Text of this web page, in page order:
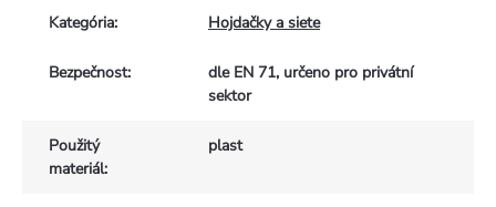
Kategória: Hojdačky a siete
Bezpečnost:
dle EN 71, určeno pro privátní
sektor
Použitý
materiál:
plast